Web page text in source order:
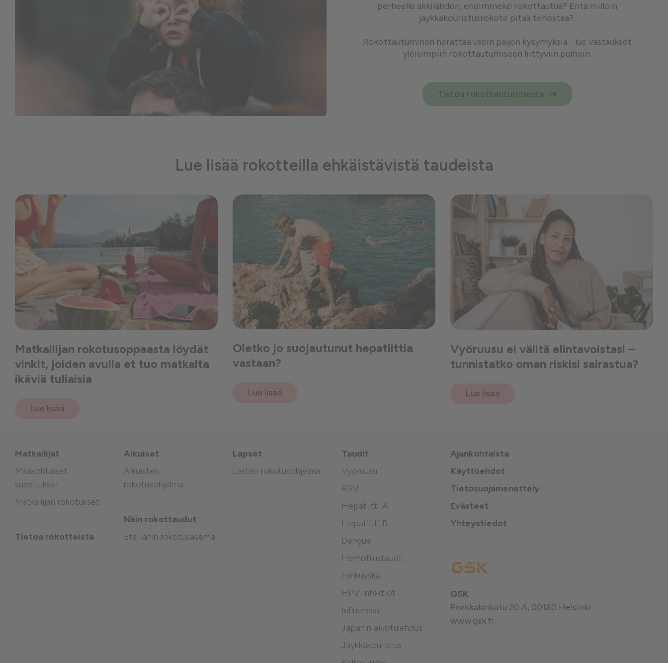
perheelle äkkilähdön, ehdimmekö rokottautua? Entä milloin
jäykkäkouristusrokote pitää tehostaa?
Rokottautuminen herättää usein paljon kysymyksiä - lue vastaukset
yleisimpiin rokottautumiseen liittyviin pulmiin.
Tietoa rokottautumisesta
Lue lisää rokotteilla ehkäistävistä taudeista
Matkailijan rokotusoppaasta löydät
vinkit, joiden avulla et tuo matkalta
ikäviä tuliaisia
Lue lisää
Oletko jo suojautunut hepatiittia
vastaan?
Lue lisää
Vyöruusu ei välitä elintavoistasi –
tunnistatko oman riskisi sairastua?
Lue lisää
Matkailijat
Maakohtaiset
suositukset
Matkailijan rokotukset
Tietoa rokotteista
Aikuiset
Aikuisten
rokotusohjelma
Näin rokottaudut
Etsi lähin rokotusasema
Lapset
Lasten rokotusohjelma
Taudit
Vyöruusu
RSV
Hepatiitti A
Hepatiitti B
Dengue
Hemofilustaudit
Hinkuyskä
HPV-infektiot
Influenssa
Japanin aivotulehdus
Jäykkäkouristus
Ajankohtaista
Käyttöehdot
Tietosuojamenettely
Evästeet
Yhteystiedot
GSK
Porkkalankatu 20 A, 00180 Helsinki
www.gsk.fi